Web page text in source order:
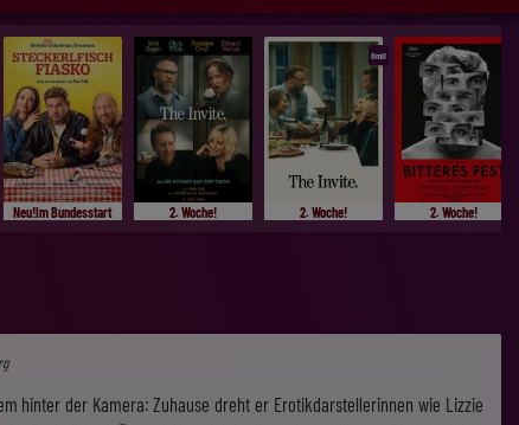
Neu!Im Bundesstart 2. Woche!
OmU
2. Woche! 2. Woche!
hinter der Kamera: Zuhause dreht er Erotikdarstellerinnen wie Lizzie